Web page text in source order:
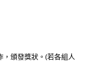
頒發獎狀。(若各組人